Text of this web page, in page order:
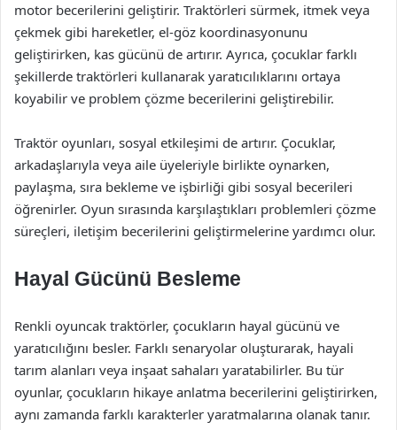
motor becerilerini geliştirir. Traktörleri sürmek, itmek veya
çekmek gibi hareketler, el-göz koordinasyonunu
geliştirirken, kas gücünü de artırır. Ayrıca, çocuklar farklı
şekillerde traktörleri kullanarak yaratıcılıklarını ortaya
koyabilir ve problem çözme becerilerini geliştirebilir.
Traktör oyunları, sosyal etkileşimi de artırır. Çocuklar,
arkadaşlarıyla veya aile üyeleriyle birlikte oynarken,
paylaşma, sıra bekleme ve işbirliği gibi sosyal becerileri
öğrenirler. Oyun sırasında karşılaştıkları problemleri çözme
süreçleri, iletişim becerilerini geliştirmelerine yardımcı olur.
Hayal Gücünü Besleme
Renkli oyuncak traktörler, çocukların hayal gücünü ve
yaratıcılığını besler. Farklı senaryolar oluşturarak, hayali
tarım alanları veya inşaat sahaları yaratabilirler. Bu tür
oyunlar, çocukların hikaye anlatma becerilerini geliştirirken,
aynı zamanda farklı karakterler yaratmalarına olanak tanır.